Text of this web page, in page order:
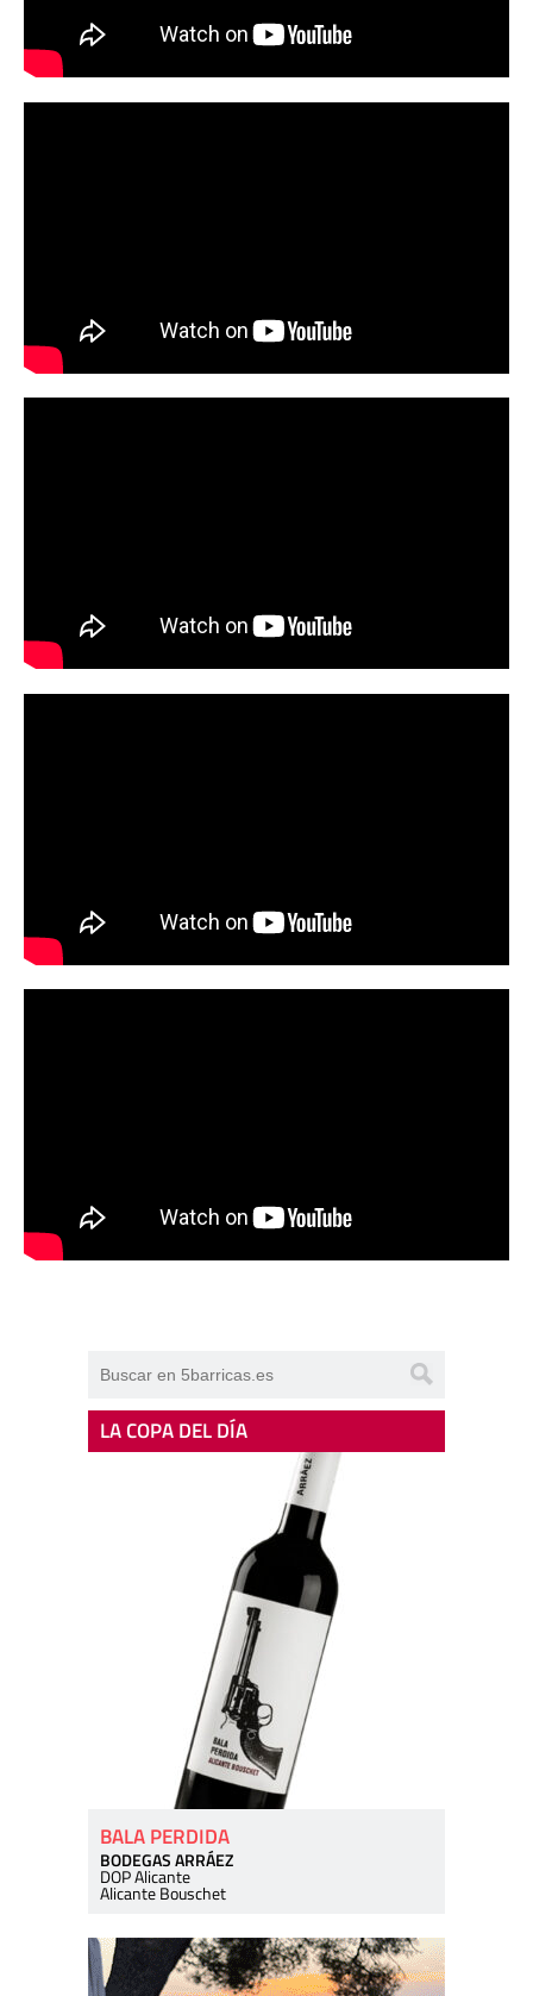
LA COPA DEL DÍA
BALA PERDIDA
BODEGAS ARRÁEZ
DOP Alicante
Alicante Bouschet